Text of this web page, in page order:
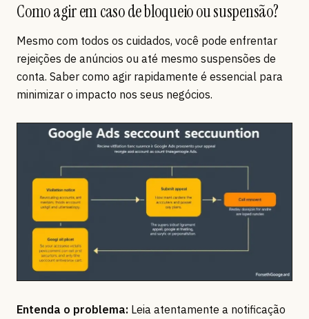
Como agir em caso de bloqueio ou suspensão?
Mesmo com todos os cuidados, você pode enfrentar
rejeições de anúncios ou até mesmo suspensões de
conta. Saber como agir rapidamente é essencial para
minimizar o impacto nos seus negócios.
Entenda o problema: Leia atentamente a notificação